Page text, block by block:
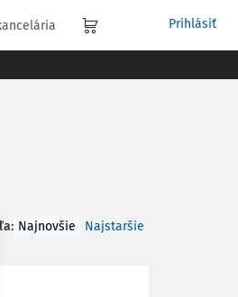
Prihlásiť
: Najnovšie Najstaršie